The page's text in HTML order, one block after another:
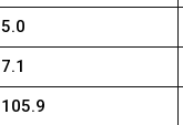
5.0
7.1
105.9